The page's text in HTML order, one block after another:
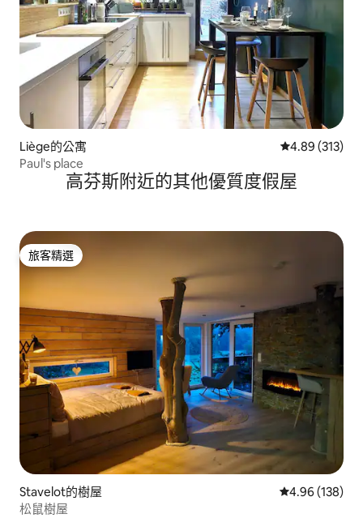
Liège的公寓 從 313 則評價
4.89 (313)
Paul's place
高芬斯附近的其他優質度假屋
旅客精選
旅客精選
Stavelot的樹屋 從 138 則評價
4.96 (138)
松鼠樹屋